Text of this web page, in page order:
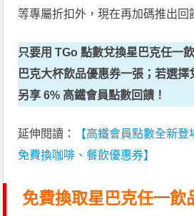
等專屬折扣外，現在再加碼推出回
只要用TGo 點數兌換星巴克任一
巴克大杯飲品優惠券一張；若選擇
另享 6% 高鐵會員點數回饋！
延伸閱讀： 【高鐵會員點數全新登
免費換咖啡、餐飲優惠券】
免費換取星巴克任一飲